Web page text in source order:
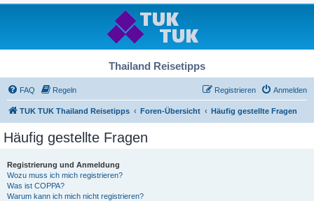
Thailand Reisetipps
FAQ Regeln Anmelden
Registrieren
TUK TUK Thailand Reisetipps Foren-Übersicht Häufig gestellte Fragen
Häufig gestellte Fragen
Registrierung und Anmeldung
Wozu muss ich mich registrieren?
Was ist COPPA?
Warum kann ich mich nicht registrieren?